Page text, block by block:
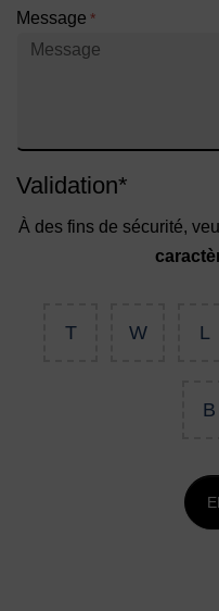
Message *
Validation*
À des fins de sécurité,
T W L
B